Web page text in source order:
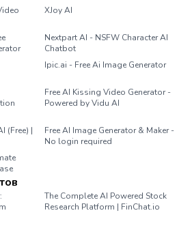
XJoy AI
Nextpart AI - NSFW Character AI
Chatbot
Ipic.ai - Free Ai Image Generator
Free AI Kissing Video Generator -
Powered by Vidu AI
(Free) |
Free AI Image Generator & Maker -
No login required
The Complete AI Powered Stock
Research Platform | FinChat.io